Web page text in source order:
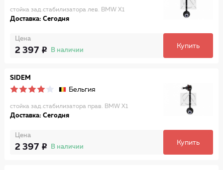
стойка зад.стабилизатора лев. BMW X1
Доставка: Сегодня
Цена
2 397 В наличии
Купить
SIDEM
Бельгия
стойка зад.стабилизатора прав. BMW X1
Доставка: Сегодня
Цена
2 397 В наличии
Купить